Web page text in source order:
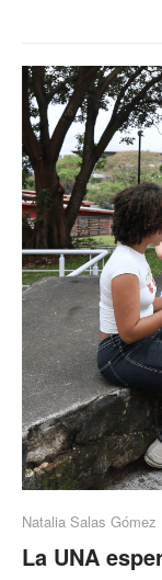
Natalia Salas Gómez
La UNA